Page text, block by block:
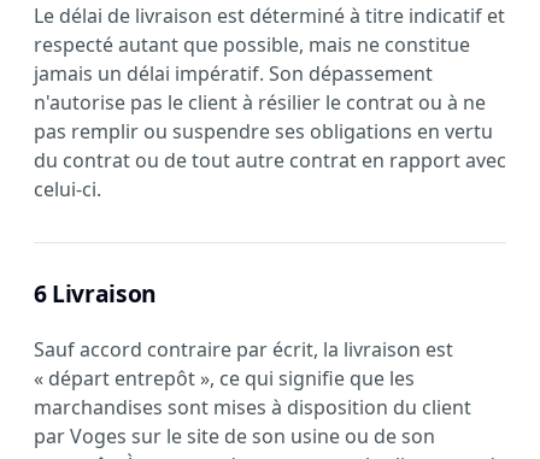
Le délai de livraison est déterminé à titre indicatif et
respecté autant que possible, mais ne constitue
jamais un délai impératif. Son dépassement
n'autorise pas le client à résilier le contrat ou à ne
pas remplir ou suspendre ses obligations en vertu
du contrat ou de tout autre contrat en rapport avec
celui-ci.
6 Livraison
Sauf accord contraire par écrit, la livraison est
« départ entrepôt », ce qui signifie que les
marchandises sont mises à disposition du client
par Voges sur le site de son usine ou de son